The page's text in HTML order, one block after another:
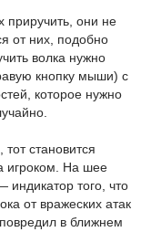
приручить, они не
от них, подобно
волка нужно
кнопку мыши) с
которое нужно
тот становится
игроком. На шее
того, что
от вражеских атак
в ближнем